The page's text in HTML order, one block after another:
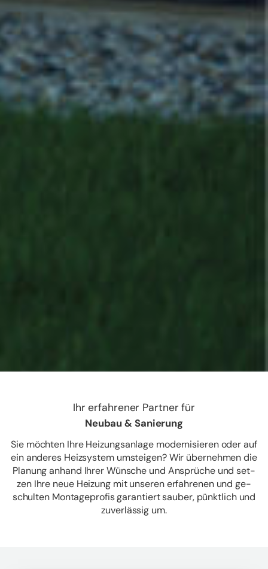
Ihr er­fah­re­ner Part­ner für
Neu­bau & Sa­nie­rung
Sie möch­ten Ihre Hei­zungs­an­la­ge mo­der­ni­sie­ren oder auf
ein an­de­res Heiz­sys­tem um­stei­gen? Wir über­neh­men die
Pla­nung an­hand Ihrer Wün­sche und An­sprü­che und set­
zen Ihre neue Hei­zung mit un­se­ren er­fah­re­nen und ge­
schul­ten Mon­ta­ge­pro­fis ga­ran­tiert sau­ber, pünkt­lich und
zu­ver­läs­sig um.